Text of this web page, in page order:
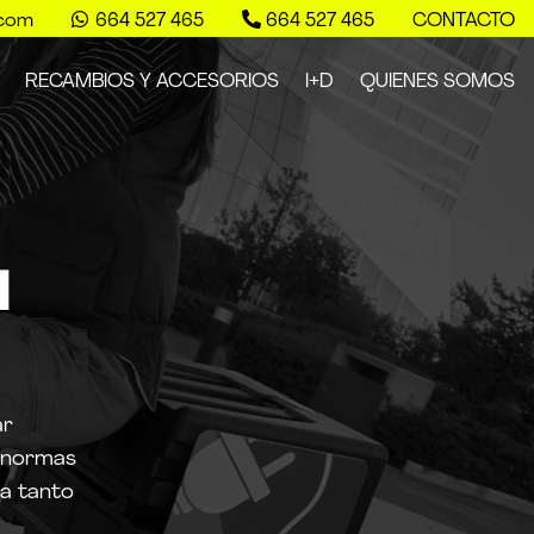
CONTACTO
 664 527 465
 664 527 465
RECAMBIOS Y ACCESORIOS I+D QUIENES SOMOS